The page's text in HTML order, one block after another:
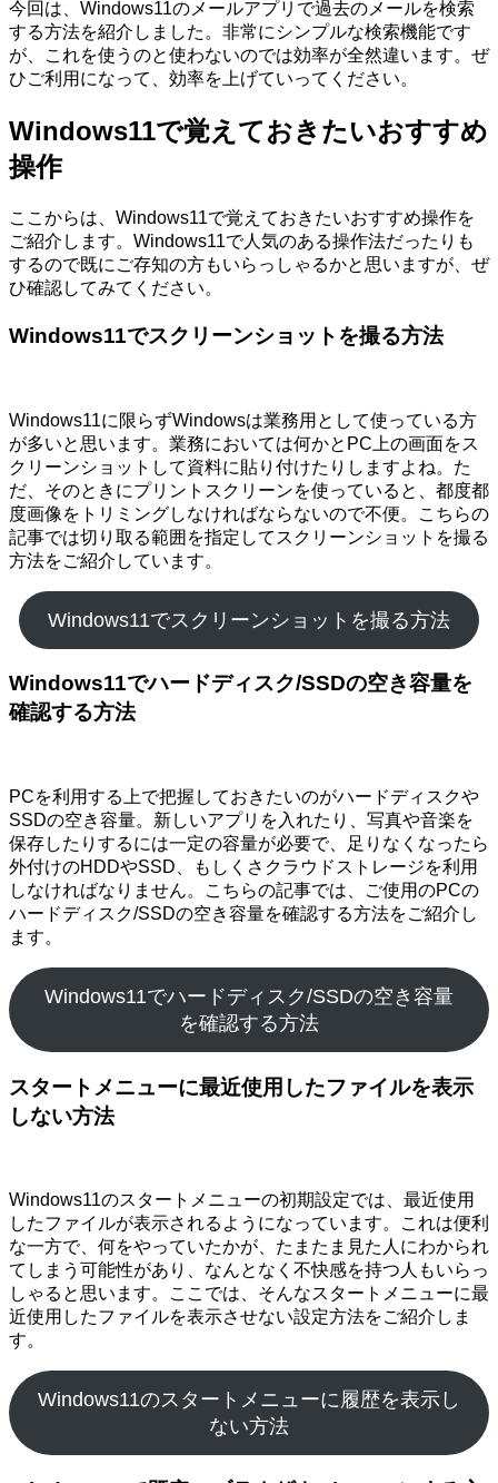
今回は、Windows11のメールアプリで過去のメールを検索
する方法を紹介しました。非常にシンプルな検索機能です
が、これを使うのと使わないのでは効率が全然違います。ぜ
ひご利用になって、効率を上げていってください。
Windows11で覚えておきたいおすすめ
操作
ここからは、Windows11で覚えておきたいおすすめ操作を
ご紹介します。Windows11で人気のある操作法だったりも
するので既にご存知の方もいらっしゃるかと思いますが、ぜ
ひ確認してみてください。
Windows11でスクリーンショットを撮る方法
Windows11に限らずWindowsは業務用として使っている方
が多いと思います。業務においては何かとPC上の画面をス
クリーンショットして資料に貼り付けたりしますよね。た
だ、そのときにプリントスクリーンを使っていると、都度都
度画像をトリミングしなければならないので不便。こちらの
記事では切り取る範囲を指定してスクリーンショットを撮る
方法をご紹介しています。
Windows11でスクリーンショットを撮る方法
Windows11でハードディスク/SSDの空き容量を
確認する方法
PCを利用する上で把握しておきたいのがハードディスクや
SSDの空き容量。新しいアプリを入れたり、写真や音楽を
保存したりするには一定の容量が必要で、足りなくなったら
外付けのHDDやSSD、もしくさクラウドストレージを利用
しなければなりません。こちらの記事では、ご使用のPCの
ハードディスク/SSDの空き容量を確認する方法をご紹介し
ます。
Windows11でハードディスク/SSDの空き容量
を確認する方法
スタートメニューに最近使用したファイルを表示
しない方法
Windows11のスタートメニューの初期設定では、最近使用
したファイルが表示されるようになっています。これは便利
な一方で、何をやっていたかが、たまたま見た人にわかられ
てしまう可能性があり、なんとなく不快感を持つ人もいらっ
しゃると思います。ここでは、そんなスタートメニューに最
近使用したファイルを表示させない設定方法をご紹介しま
す。
Windows11のスタートメニューに履歴を表示し
ない方法